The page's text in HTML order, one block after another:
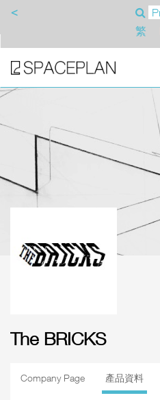
<
繁
The BRICKS
Company Page 產品資料